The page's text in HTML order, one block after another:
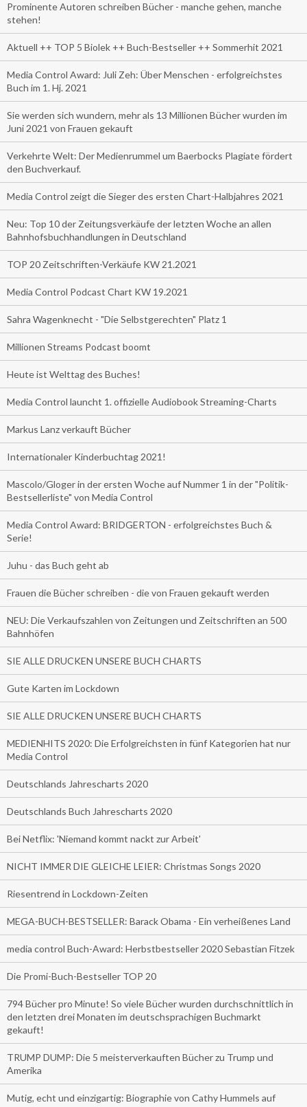
Prominente Autoren schreiben Bücher - manche gehen, manche
stehen!
Aktuell ++ TOP 5 Biolek ++ Buch-Bestseller ++ Sommerhit 2021
Media Control Award: Juli Zeh: Über Menschen - erfolgreichstes
Buch im 1. Hj. 2021
Sie werden sich wundern, mehr als 13 Millionen Bücher wurden im
Juni 2021 von Frauen gekauft
Verkehrte Welt: Der Medienrummel um Baerbocks Plagiate fördert
den Buchverkauf.
Media Control zeigt die Sieger des ersten Chart-Halbjahres 2021
Neu: Top 10 der Zeitungsverkäufe der letzten Woche an allen
Bahnhofsbuchhandlungen in Deutschland
TOP 20 Zeitschriften-Verkäufe KW 21.2021
Media Control Podcast Chart KW 19.2021
Sahra Wagenknecht - "Die Selbstgerechten" Platz 1
Millionen Streams Podcast boomt
Heute ist Welttag des Buches!
Media Control launcht 1. offizielle Audiobook Streaming-Charts
Markus Lanz verkauft Bücher
Internationaler Kinderbuchtag 2021!
Mascolo/Gloger in der ersten Woche auf Nummer 1 in der "Politik-
Bestsellerliste" von Media Control
Media Control Award: BRIDGERTON - erfolgreichstes Buch &
Serie!
Juhu - das Buch geht ab
Frauen die Bücher schreiben - die von Frauen gekauft werden
NEU: Die Verkaufszahlen von Zeitungen und Zeitschriften an 500
Bahnhöfen
SIE ALLE DRUCKEN UNSERE BUCH CHARTS
Gute Karten im Lockdown
SIE ALLE DRUCKEN UNSERE BUCH CHARTS
MEDIENHITS 2020: Die Erfolgreichsten in fünf Kategorien hat nur
Media Control
Deutschlands Jahrescharts 2020
Deutschlands Buch Jahrescharts 2020
Bei Netflix: 'Niemand kommt nackt zur Arbeit'
NICHT IMMER DIE GLEICHE LEIER: Christmas Songs 2020
Riesentrend in Lockdown-Zeiten
MEGA-BUCH-BESTSELLER: Barack Obama - Ein verheißenes Land
media control Buch-Award: Herbstbestseller 2020 Sebastian Fitzek
Die Promi-Buch-Bestseller TOP 20
794 Bücher pro Minute! So viele Bücher wurden durchschnittlich in
den letzten drei Monaten im deutschsprachigen Buchmarkt
gekauft!
TRUMP DUMP: Die 5 meisterverkauften Bücher zu Trump und
Amerika
Mutig, echt und einzigartig: Biographie von Cathy Hummels auf